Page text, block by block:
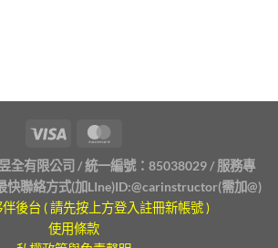
昱全有限公司 / 統一編號：85038029 / 服務專
快聯絡方式(加LIne)ID:@carinstructor(需加@)
後台 ( 請先按上方登入註冊新帳號 )
使用條款